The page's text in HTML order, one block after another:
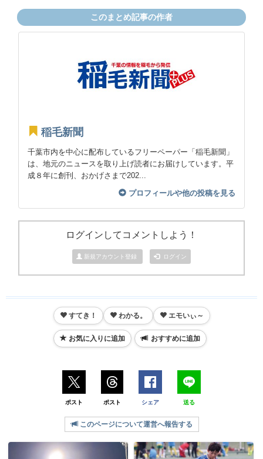
このまとめ記事の作者
稲毛新聞
千葉市内を中心に配布しているフリーペーパー「稲毛新聞」
は、地元のニュースを取り上げ読者にお届けしています。平
成８年に創刊、おかげさまで202...
プロフィールや他の投稿を見る
ログインしてコメントしよう！
新規アカウント登録 ログイン
すてき！ わかる。 エモいぃ～
お気に入りに追加 おすすめに追加
ポスト ポスト シェア 送る
このページについて運営へ報告する